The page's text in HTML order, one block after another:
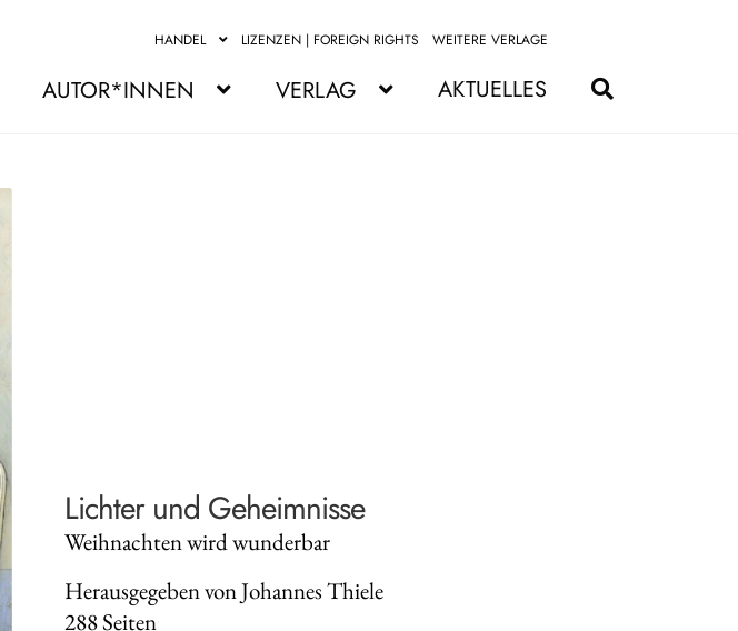
HANDEL LIZENZEN | FOREIGN RIGHTS WEITERE VERLAGE
springen
springen
AUTOR*INNEN VERLAG AKTUELLES
Lichter und Geheimnisse
Weihnachten wird wunderbar
Herausgegeben von Johannes Thiele
288Seiten